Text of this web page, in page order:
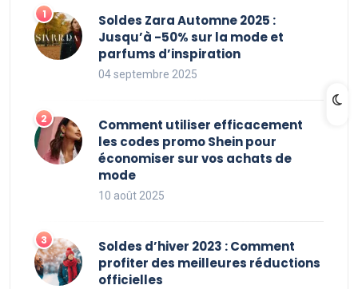
Soldes Zara Automne 2025 :
Jusqu’à -50% sur la mode et
parfums d’inspiration
04 septembre 2025
Comment utiliser efficacement
les codes promo Shein pour
économiser sur vos achats de
mode
10 août 2025
Soldes d’hiver 2023 : Comment
profiter des meilleures réductions
officielles